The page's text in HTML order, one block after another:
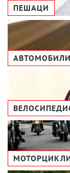
ПЕШАЦИ
АВТОМОБИЛИ